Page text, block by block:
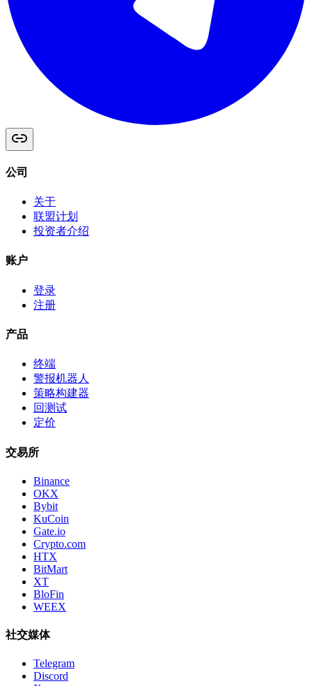
公司
关于
联盟计划
投资者介绍
账户
登录
注册
产品
终端
警报机器人
策略构建器
回测试
定价
交易所
Binance
OKX
Bybit
KuCoin
Gate.io
Crypto.com
HTX
BitMart
XT
BloFin
WEEX
社交媒体
Telegram
Discord